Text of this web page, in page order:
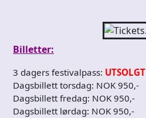
Billetter:
3 dagers festivalpass: UTSOLGT
Dagsbillett torsdag: NOK 950,-
Dagsbillett fredag: NOK 950,-
Dagsbillett lørdag: NOK 950,-